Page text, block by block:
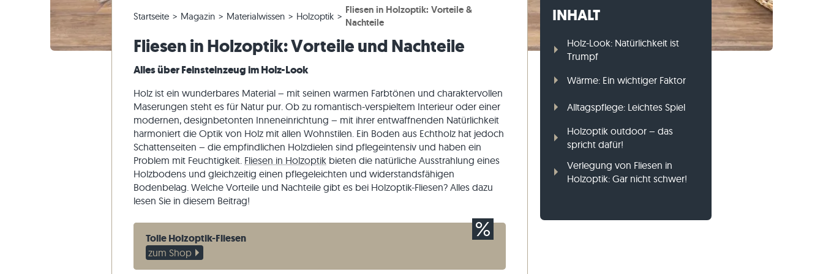
Quarzitfliesen
Antike Fliesen
Kalksteinplatten
Quarzitplatten
Kalkstein-Pflastersteine
Gneis-Pflastersteine
Travertin-Mauersteine
Gneis-Mauersteine
Gneis-Rasenkanten
Bestellung ändern & Stornieren
Lieferung & Transport
Panoramatour
Wohninspirationen
Kundenimpressionen
Sandstein
Schiefer
Travertin
Startseite Magazin Materialwissen Holzoptik
Fliesen in Holzoptik: Vorteile &
Nachteile
Fliesen in Holzoptik: Vorteile und Nachteile
Alles über Feinsteinzeug im Holz-Look
Holz ist ein wunderbares Material – mit seinen warmen Farbtönen und charaktervollen
Maserungen steht es für Natur pur. Ob zu romantisch-verspieltem Interieur oder einer
modernen, designbetonten Inneneinrichtung – mit ihrer entwaffnenden Natürlichkeit
harmoniert die Optik von Holz mit allen Wohnstilen. Ein Boden aus Echtholz hat jedoch
Schattenseiten – die empfindlichen Holzdielen sind pflegeintensiv und haben ein
Problem mit Feuchtigkeit. Fliesen in Holzoptik bieten die natürliche Ausstrahlung eines
Holzbodens und gleichzeitig einen pflegeleichten und widerstandsfähigen
Bodenbelag. Welche Vorteile und Nachteile gibt es bei Holzoptik-Fliesen? Alles dazu
lesen Sie in diesem Beitrag!
Tolle Holzoptik-Fliesen
zum Shop
INHALT
Holz-Look: Natürlichkeit ist
Trumpf
Wärme: Ein wichtiger Faktor
Alltagspflege: Leichtes Spiel
Holzoptik outdoor – das
spricht dafür!
Verlegung von Fliesen in
Holzoptik: Gar nicht schwer!